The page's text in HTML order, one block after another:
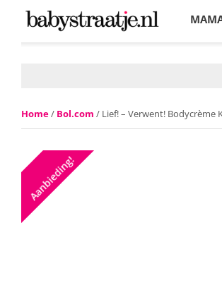
Home/ Bol.com / Lief! – Verwent! Bodycrème
Aanbieding!